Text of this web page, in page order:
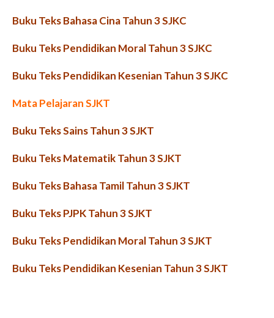
Buku Teks Bahasa Cina Tahun 3 SJKC
Buku Teks Pendidikan Moral Tahun 3 SJKC
Buku Teks Pendidikan Kesenian Tahun 3 SJKC
Mata Pelajaran SJKT
Buku Teks Sains Tahun 3 SJKT
Buku Teks Matematik Tahun 3 SJKT
Buku Teks Bahasa Tamil Tahun 3 SJKT
Buku Teks PJPK Tahun 3 SJKT
Buku Teks Pendidikan Moral Tahun 3 SJKT
Buku Teks Pendidikan Kesenian Tahun 3 SJKT